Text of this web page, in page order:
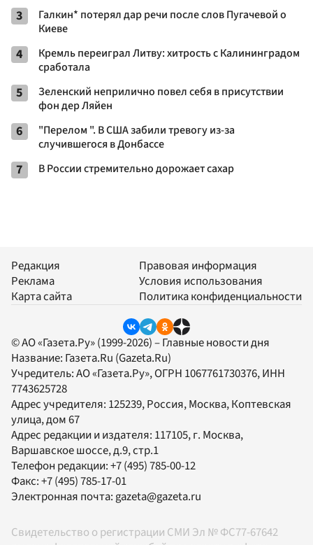
3
Галкин* потерял дар речи после слов Пугачевой о
Киеве
4
Кремль переиграл Литву: хитрость с Калининградом
сработала
5
Зеленский неприлично повел cебя в присутствии
фон дер Ляйен
6
"Перелом ". В США забили тревогу из-за
случившегося в Донбассе
7 В России стремительно дорожает сахар
Редакция
Реклама
Карта сайта
Правовая информация
Условия использования
Политика конфиденциальности
© АО «Газета.Ру» (1999-2026) – Главные новости дня
Название: Газета.Ru (Gazeta.Ru)
Учредитель:АО «Газета.Ру», ОГРН 1067761730376, ИНН
7743625728
Адрес учредителя: 125239, Россия, Москва, Коптевская
улица, дом 67
Адрес редакции и издателя: 117105, г. Москва,
Варшавское шоссе, д.9, стр.1
Телефон редакции:+7 (495) 785-00-12
Факс:+7 (495) 785-17-01
Электронная почта:gazeta@gazeta.ru
Свидетельство о регистрации СМИ Эл № ФС77-67642